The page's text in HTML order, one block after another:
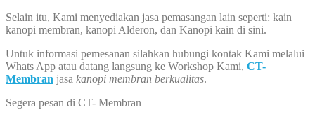
Selain itu, Kami menyediakan jasa pemasangan lain seperti: kain
kanopi membran, kanopi Alderon, dan Kanopi kain di sini.
Untuk informasi pemesanan silahkan hubungi kontak Kami melalui
Whats App atau datang langsung ke Workshop Kami, CT-
Membran jasa kanopi membran berkualitas.
Segera pesan di CT- Membran